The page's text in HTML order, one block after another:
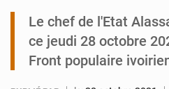
Le chef de l'Etat
ce jeudi 28 octobre
Front populaire